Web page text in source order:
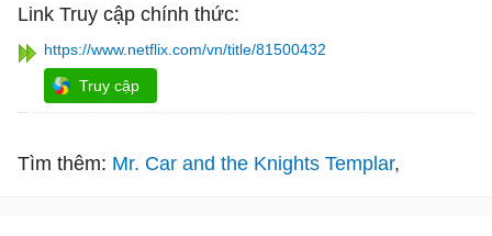
Link Truy cập chính thức:
https://www.netflix.com/vn/title/81500432
Truy cập
Tìm thêm: Mr. Car and the Knights Templar